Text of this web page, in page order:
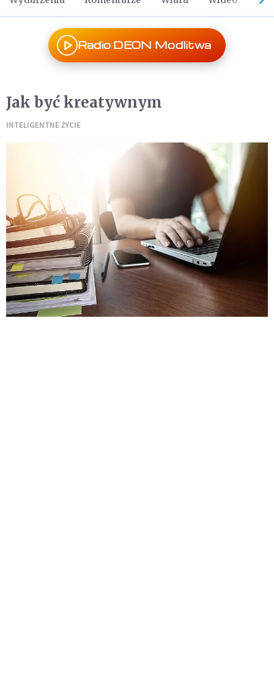
Radio DEON Modlitwa
Jak być kreatywnym
INTELIGENTNE ŻYCIE